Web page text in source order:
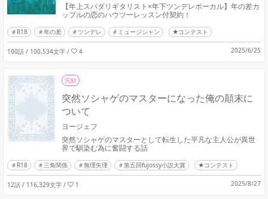
【年上スパダリギタリスト×年下ツンデレボーカル】年の差カ
ップルの恋のハウツーレッスン付契約！
R18 年の差 ツンデレ ミュージシャン ★コンテスト
100話 / 100,534文字 / 4 2025/6/25
完結
突然ソシャゲのマスターになった俺の顛末に
ついて
ヨージェフ
突然ソシャゲのマスターとして転生した平凡な主人公が異世
界で馴染む為に奮闘する話
R18 三角関係 無理矢理 第五回fujossy小説大賞 ★コンテスト
12話 / 116,329文字 / 1 2025/8/27